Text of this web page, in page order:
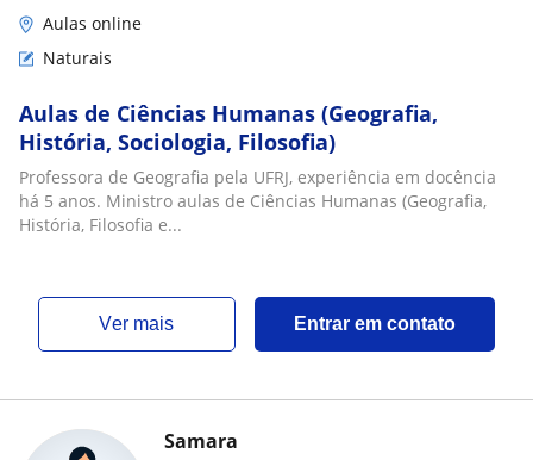
Aulas online
Naturais
Aulas de Ciências Humanas (Geografia,
História, Sociologia, Filosofia)
Professora de Geografia pela UFRJ, experiência em docência
há 5 anos. Ministro aulas de Ciências Humanas (Geografia,
História, Filosofia e...
ver mais Entrar em contato
Samara